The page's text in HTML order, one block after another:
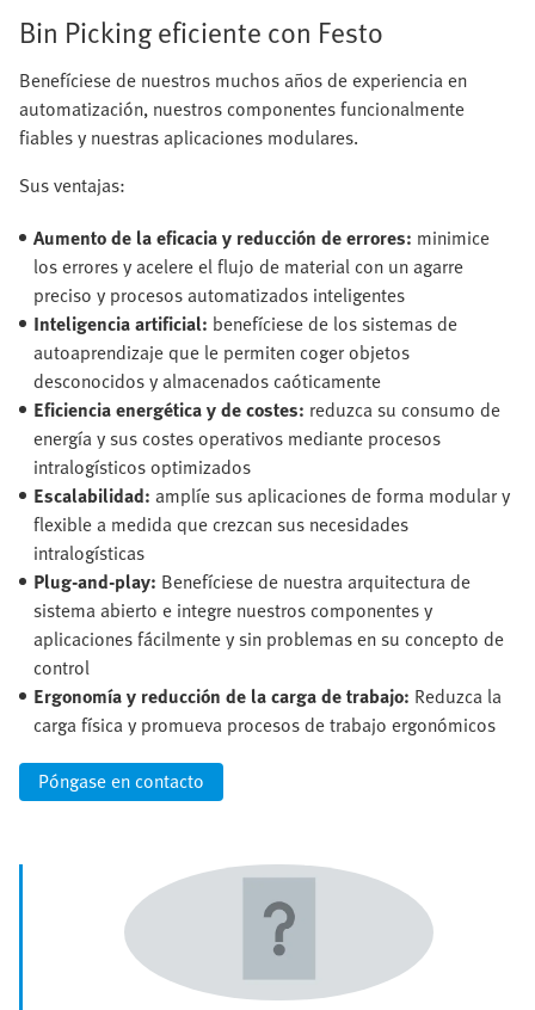
Bin Picking eficiente con Festo
Benefíciese de nuestros muchos años de experiencia en
automatización, nuestros componentes funcionalmente
fiables y nuestras aplicaciones modulares.
Sus ventajas:
Aumento de la eficacia y reducción de errores: minimice
los errores y acelere el flujo de material con un agarre
preciso y procesos automatizados inteligentes
Inteligencia artificial: benefíciese de los sistemas de
autoaprendizaje que le permiten coger objetos
desconocidos y almacenados caóticamente
Eficiencia energética y de costes: reduzca su consumo de
energía y sus costes operativos mediante procesos
intralogísticos optimizados
Escalabilidad: amplíe sus aplicaciones de forma modular y
flexible a medida que crezcan sus necesidades
intralogísticas
Plug-and-play: Benefíciese de nuestra arquitectura de
sistema abierto e integre nuestros componentes y
aplicaciones fácilmente y sin problemas en su concepto de
control
Ergonomía y reducción de la carga de trabajo: Reduzca la
carga física y promueva procesos de trabajo ergonómicos
Póngase en contacto